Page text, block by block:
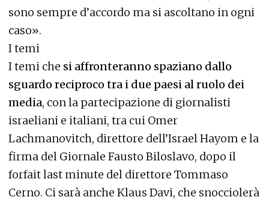
sono sempre d’accordo ma si ascoltano in ogni
caso».
I temi
I temi che si affronteranno spaziano dallo
sguardo reciproco tra i due paesi al ruolo dei
media, con la partecipazione di giornalisti
israeliani e italiani, tra cui Omer
Lachmanovitch, direttore dell’Israel Hayom e la
firma del Giornale Fausto Biloslavo, dopo il
forfait last minute del direttore Tommaso
Cerno. Ci sarà anche Klaus Davi, che snocciolerà